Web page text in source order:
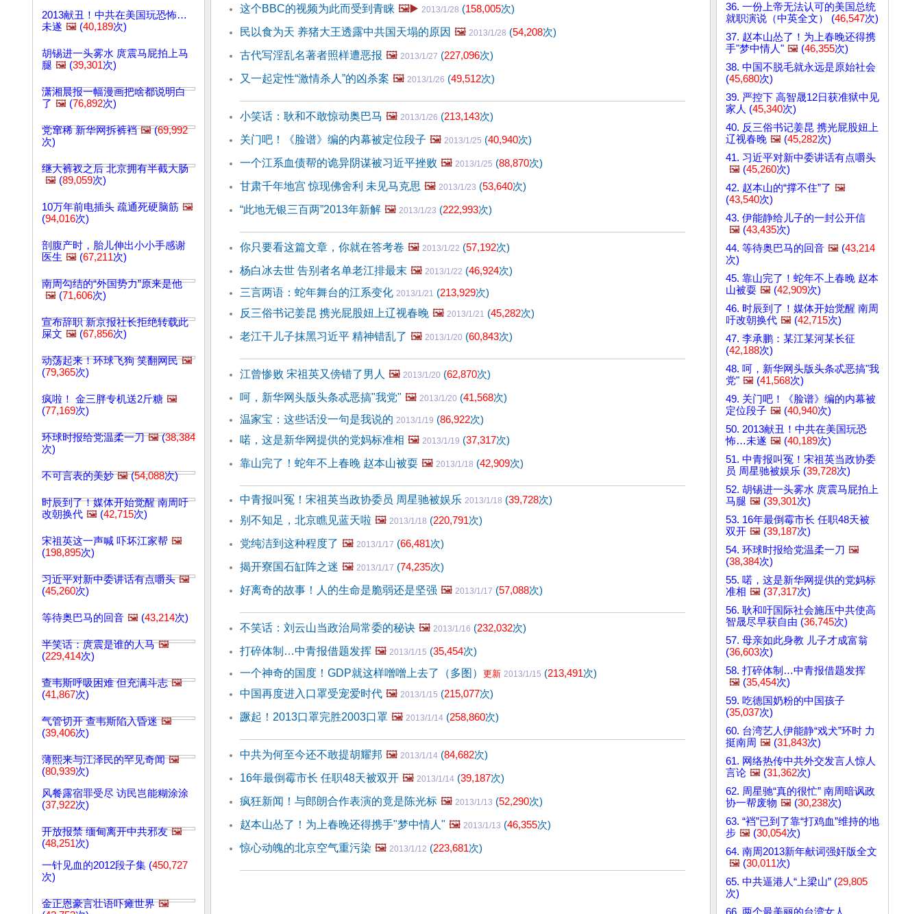
2013献丑！中共在美国玩恐怖…
未遂 🖼️ (40,189次)
胡锡进一头雾水 庹震马屁拍上马
腿 🖼️ (39,301次)
潇湘晨报一幅漫画把啥都说明白
了 🖼️ (76,892次)
党窜稀 新华网拆裤裆 🖼️(69,992
次)
继大裤衩之后 北京拥有半截大肠
🖼️ (89,059次)
10万年前电插头 疏通死硬脑筋 🖼️
(94,016次)
剖腹产时，胎儿伸出小小手感谢
医生 🖼️ (67,211次)
南周勾结的“外国势力”原来是他
🖼️ (71,606次)
宣布辞职 新京报社长拒绝转载此
屎文 🖼️ (67,856次)
动荡起来！环球飞狗 笑翻网民 🖼️
(79,365次)
疯啦！ 金三胖专机送2斤糖 🖼️
(77,169次)
环球时报给党温柔一刀 🖼️(38,384
次)
不可言表的美妙 🖼️(54,088次)
时辰到了！媒体开始觉醒 南周吁
改朝换代 🖼️ (42,715次)
宋祖英这一声喊 吓坏江家帮 🖼️
(198,895次)
习近平对新中委讲话有点嚼头 🖼️
(45,260次)
等待奥巴马的回音 🖼️ (43,214次)
半笑话：庹震是谁的人马 🖼️
(229,414次)
查韦斯呼吸困难 但充满斗志 🖼️
(41,867次)
气管切开 查韦斯陷入昏迷 🖼️
(39,406次)
薄熙来与江泽民的罕见奇闻 🖼️
(80,939次)
风餐露宿罪受尽 访民岂能糊涂涂
(37,922次)
开放报禁 缅甸离开中共邪友 🖼️
(48,251次)
一针见血的2012段子集 (450,727
次)
金正恩豪言壮语吓瘫世界 🖼️
这个BBC的视频为此而受到青睐 🖼️▶️ 2013/1/28 (158,005次)
民以食为天 养猪大王透露中共国天塌的原因 🖼️ 2013/1/28 (54,208次)
古代写淫乱名著者照样遭恶报 🖼️ 2013/1/27 (227,096次)
又一起定性“激情杀人”的凶杀案 🖼️ 2013/1/26 (49,512次)
小笑话：耿和不敢惊动奥巴马 🖼️ 2013/1/26 (213,143次)
关门吧！《脸谱》编的内幕被定位段子 🖼️ 2013/1/25 (40,940次)
一个江系血债帮的诡异阴谋被习近平挫败 🖼️ 2013/1/25 (88,870次)
甘肃千年地宫 惊现佛舍利 未见马克思 🖼️ 2013/1/23 (53,640次)
“此地无银三百两”2013年新解 🖼️ 2013/1/23 (222,993次)
你只要看这篇文章，你就在答考卷 🖼️ 2013/1/22 (57,192次)
杨白冰去世 告别者名单老江排最末 🖼️ 2013/1/22 (46,924次)
三言两语：蛇年舞台的江系变化 2013/1/21 (213,929次)
反三俗书记姜昆 携光屁股妞上辽视春晚 🖼️ 2013/1/21 (45,282次)
老江干儿子抹黑习近平 精神错乱了 🖼️ 2013/1/20 (60,843次)
江曾惨败 宋祖英又傍错了男人 🖼️ 2013/1/20 (62,870次)
呵，新华网头版头条忒恶搞"我党" 🖼️ 2013/1/20 (41,568次)
温家宝：这些话没一句是我说的 2013/1/19 (86,922次)
喏，这是新华网提供的党妈标准相 🖼️ 2013/1/19 (37,317次)
靠山完了！蛇年不上春晚 赵本山被耍 🖼️ 2013/1/18 (42,909次)
中青报叫冤！宋祖英当政协委员 周星驰被娱乐 2013/1/18 (39,728次)
别不知足，北京瞧见蓝天啦 🖼️ 2013/1/18 (220,791次)
党纯洁到这种程度了 🖼️ 2013/1/17 (66,481次)
揭开寮国石缸阵之迷 🖼️ 2013/1/17 (74,235次)
好离奇的故事！人的生命是脆弱还是坚强 🖼️ 2013/1/17 (57,088次)
不笑话：刘云山当政治局常委的秘诀 🖼️ 2013/1/16 (232,032次)
打碎体制…中青报借题发挥 🖼️ 2013/1/15 (35,454次)
一个神奇的国度！GDP就这样噌噌上去了（多图） 更新 2013/1/15 (213,491次)
中国再度进入口罩受宠爱时代 🖼️ 2013/1/15 (215,077次)
蹶起！2013口罩完胜2003口罩 🖼️ 2013/1/14 (258,860次)
中共为何至今还不敢提胡耀邦 🖼️ 2013/1/14 (84,682次)
16年最倒霉市长 任职48天被双开 🖼️ 2013/1/14 (39,187次)
疯狂新闻！与郎朗合作表演的竟是陈光标 🖼️ 2013/1/13 (52,290次)
赵本山怂了！为上春晚还得携手"梦中情人" 🖼️ 2013/1/13 (46,355次)
惊心动魄的北京空气重污染 🖼️ 2013/1/12 (223,681次)
36. 一份上帝无法认可的美国总统
就职演说（中英全文） (46,547次)
37. 赵本山怂了！为上春晚还得携
手"梦中情人" 🖼️ (46,355次)
38. 中国不脱毛就永远是原始社会
(45,680次)
39. 严控下 高智晟12日获准狱中见
家人 (45,340次)
40. 反三俗书记姜昆 携光屁股妞上
辽视春晚 🖼️ (45,282次)
41. 习近平对新中委讲话有点嚼头
🖼️ (45,260次)
42. 赵本山的“撑不住”了 🖼️
(43,540次)
43. 伊能静给儿子的一封公开信
🖼️ (43,435次)
44. 等待奥巴马的回音 🖼️ (43,214
次)
45. 靠山完了！蛇年不上春晚 赵本
山被耍 🖼️ (42,909次)
46. 时辰到了！媒体开始觉醒 南周
吁改朝换代 🖼️ (42,715次)
47. 李承鹏：某江某河某长征
(42,188次)
48. 呵，新华网头版头条忒恶搞"我
党" 🖼️ (41,568次)
49. 关门吧！《脸谱》编的内幕被
定位段子 🖼️ (40,940次)
50. 2013献丑！中共在美国玩恐
怖…未遂 🖼️ (40,189次)
51. 中青报叫冤！宋祖英当政协委
员 周星驰被娱乐 (39,728次)
52. 胡锡进一头雾水 庹震马屁拍上
马腿 🖼️ (39,301次)
53. 16年最倒霉市长 任职48天被
双开 🖼️ (39,187次)
54. 环球时报给党温柔一刀 🖼️
(38,384次)
55. 喏，这是新华网提供的党妈标
准相 🖼️ (37,317次)
56. 耿和吁国际社会施压中共使高
智晟尽早获自由 (36,745次)
57. 母亲如此身教 儿子才成富翁
(36,603次)
58. 打碎体制…中青报借题发挥
🖼️ (35,454次)
59. 吃德国奶粉的中国孩子
(35,037次)
60. 台湾艺人伊能静“戏犬”环时 力
挺南周 🖼️ (31,843次)
61. 网络热传中共外交发言人惊人
言论 🖼️ (31,362次)
62. 周星驰“真的很忙” 南周暗讽政
协一帮废物 🖼️ (30,238次)
63. “裆”已到了靠“打鸡血”维持的地
步 🖼️ (30,054次)
64. 南周2013新年献词强奸版全文
🖼️ (30,011次)
65. 中共逼港人“上梁山” (29,805
次)
66. 两个最美丽的台湾女人